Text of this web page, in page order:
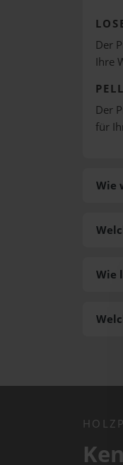
Der
Ihre
Der
für
Wie
Wie